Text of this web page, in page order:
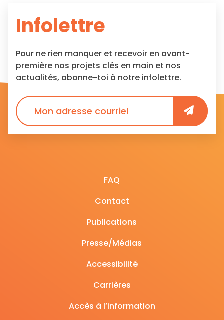
Infolettre
Pour ne rien manquer et recevoir en avant-
première nos projets clés en main et nos
actualités, abonne-toi à notre infolettre.
FAQ
Contact
Publications
Presse/Médias
Accessibilité
Carrières
Accès à l’information